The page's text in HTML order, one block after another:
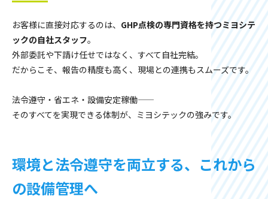
お客様に直接対応するのは、 GHP点検の専門資格を持つミヨシテ
ックの自社スタッフ。
外部委託や下請け任せではなく、すべて自社完結。
だからこそ、報告の精度も高く、現場との連携もスムーズです。
法令遵守・省エネ・設備安定稼働――
そのすべてを実現できる体制が、ミヨシテックの強みです。
環境と法令遵守を両立する、これから
の設備管理へ